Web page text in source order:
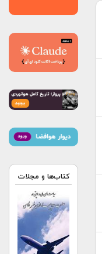
کتاب‌ها و مجلات